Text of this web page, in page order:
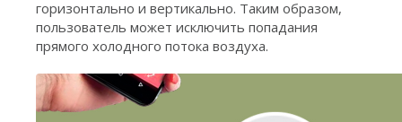
горизонтально и вертикально. Таким образом,
пользователь может исключить попадания
прямого холодного потока воздуха.